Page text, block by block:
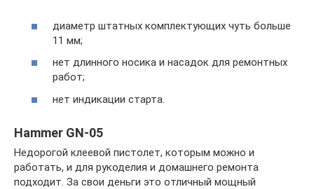
диаметр штатных комплектующих чуть больше
11 мм;
нет длинного носика и насадок для ремонтных
работ;
нет индикации старта.
Hammer GN-05
Недорогой клеевой пистолет, которым можно и
работать, и для рукоделия и домашнего ремонта
подходит. За свои деньги это отличный мощный